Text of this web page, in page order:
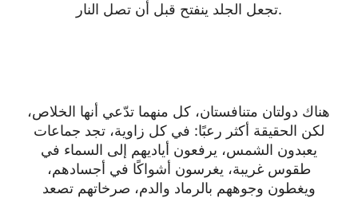
تجعل الجلد ينفتح قبل أن تصل النار.
هناك دولتان متنافستان، كل منهما تدّعي أنها الخلاص،
لكن الحقيقة أكثر رعبًا: في كل زاوية، تجد جماعات
يعبدون الشمس، يرفعون أياديهم إلى السماء في
طقوس غريبة، يغرسون أشواكًا في أجسادهم،
ويغطون وجوههم بالرماد والدم، صرخاتهم تصعد